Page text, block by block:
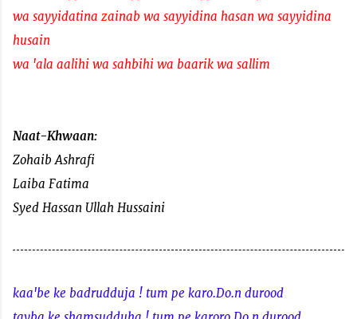
wa sayyidatina zainab wa sayyidina hasan wa sayyidina
husain
wa 'ala aalihi wa sahbihi wa baarik wa sallim
Naat-Khwaan:
Zohaib Ashrafi
Laiba Fatima
Syed Hassan Ullah Hussaini
kaa'be ke badrudduja ! tum pe karo.Do.n durood